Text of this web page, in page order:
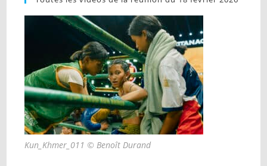
Kun_Khmer_011 © Benoît Durand